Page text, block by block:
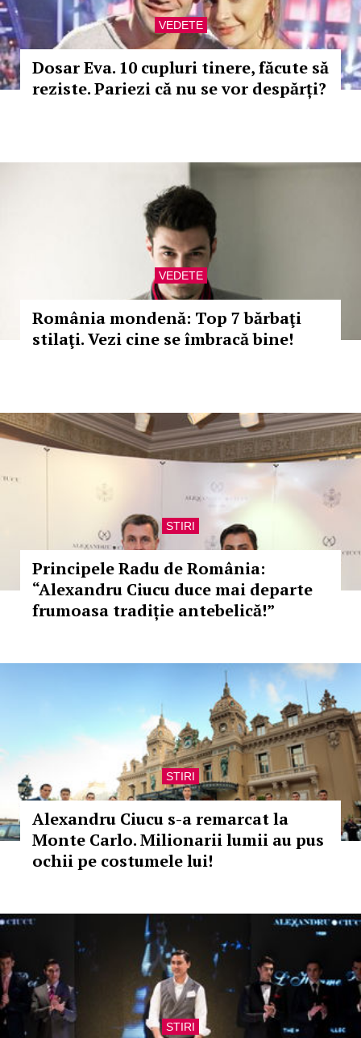
VEDETE
Dosar Eva. 10 cupluri tinere, făcute să
reziste. Pariezi că nu se vor despărți?
VEDETE
România mondenă: Top 7 bărbaţi
stilaţi. Vezi cine se îmbracă bine!
STIRI
Principele Radu de România:
“Alexandru Ciucu duce mai departe
frumoasa tradiție antebelică!”
STIRI
Alexandru Ciucu s-a remarcat la
Monte Carlo. Milionarii lumii au pus
ochii pe costumele lui!
STIRI